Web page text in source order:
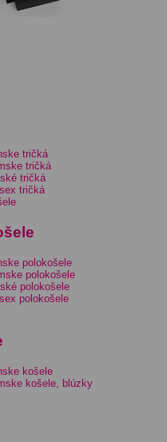
tričká
tričká
tričká
tričká
polokošele
polokošele
polokošele
polokošele
košele
košele, blúzky